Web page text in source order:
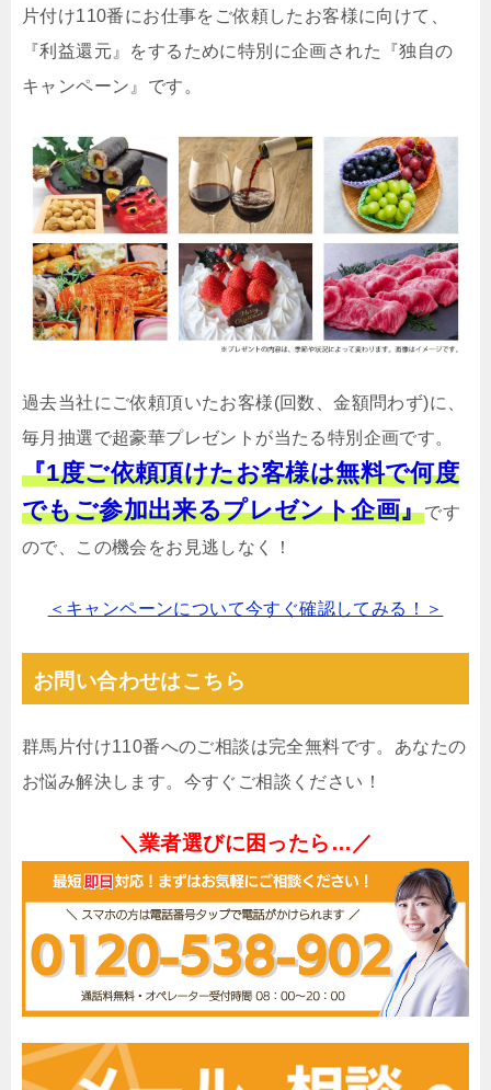
片付け110番にお仕事をご依頼したお客様に向けて、
『利益還元』をするために特別に企画された『独自の
キャンペーン』です。
過去当社にご依頼頂いたお客様(回数、金額問わず)に、
毎月抽選で超豪華プレゼントが当たる特別企画です。
『1度ご依頼頂けたお客様は無料で何度
でもご参加出来るプレゼント企画』です
ので、この機会をお見逃しなく！
＜キャンペーンについて今すぐ確認してみる！＞
お問い合わせはこちら
群馬片付け110番へのご相談は完全無料です。あなたの
お悩み解決します。今すぐご相談ください！
＼業者選びに困ったら…／